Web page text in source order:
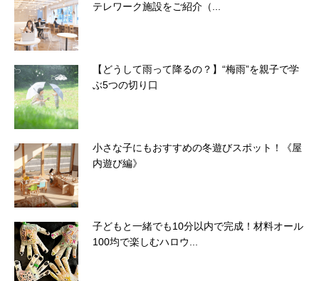
テレワーク施設をご紹介（...
【どうして雨って降るの？】“梅雨”を親子で学
ぶ5つの切り口
小さな子にもおすすめの冬遊びスポット！《屋
内遊び編》
子どもと一緒でも10分以内で完成！材料オール
100均で楽しむハロウ...